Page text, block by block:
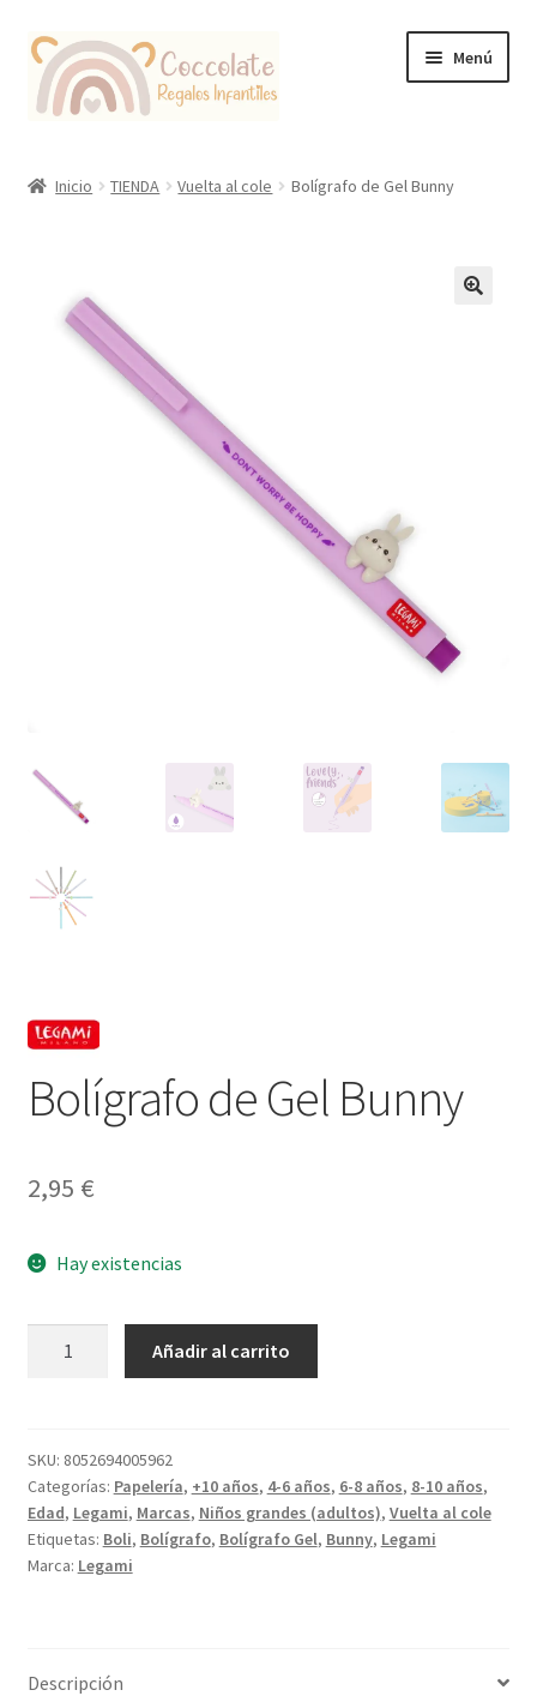
Ir
la
Ir
contenido
Menú
Inicio TIENDA Vuelta al cole Bolígrafo de Gel Bunny
Bolígrafo de Gel Bunny
2,95 €
Hay existencias
cantidad
Añadir al carrito
SKU: 8052694005962
Categorías: Papelería, +10 años, 4-6 años, 6-8 años, 8-10 años,
Edad, Legami, Marcas, Niños grandes (adultos), Vuelta al cole
Etiquetas: Boli, Bolígrafo, Bolígrafo Gel, Bunny, Legami
Marca: Legami
Descripción